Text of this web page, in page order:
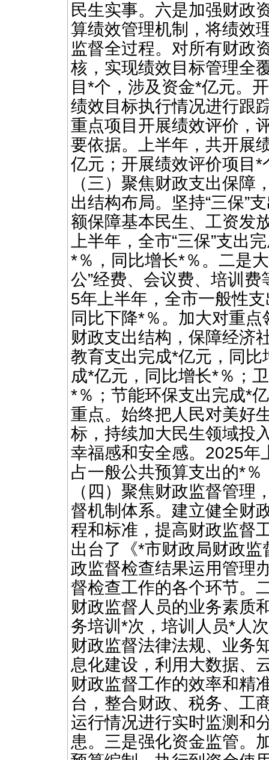
民生实事。六是加强财政
算绩效管理机制，将绩效
监督全过程。对所有财政
核，实现绩效目标管理全
目*个，涉及资金*亿元。
绩效目标执行情况进行跟
重点项目开展绩效评价，
要依据。上半年，共开展
亿元；开展绩效评价项目
（三）聚焦财政支出保障
出结构布局。坚持“三保”
额保障基本民生、工资发
上半年，全市“三保”支出
*％，同比增长*％。二是
公”经费、会议费、培训
5年上半年，全市一般性
同比下降*％。加大对重
财政支出结构，保障经济
教育支出完成*亿元，同
成*亿元，同比增长*％；
*％；节能环保支出完成*
重点。始终把人民对美好
标，持续加大民生领域投
幸福感和安全感。2025年
占一般公共预算支出的*％
（四）聚焦财政监督管理
督机制体系。建立健全财
程和标准，提高财政监督
出台了《*市财政局财政
政监督检查结果运用管理
督检查工作的各个环节。
财政监督人员的业务素质
务培训*次，培训人员*人
财政监督法律法规、业务
息化建设，利用大数据、
财政监督工作的效率和精
台，整合财政、税务、工
运行情况进行实时监测和
患。三是强化资金监管。